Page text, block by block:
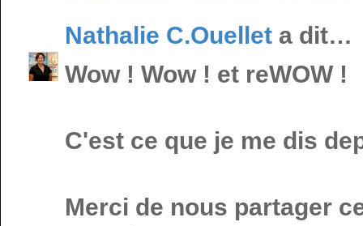
Nathalie C.Ouellet a dit…
Wow ! Wow ! et reWOW !
C'est ce que je me dis
Merci de nous partager